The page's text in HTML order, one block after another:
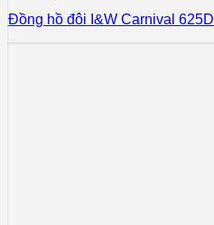
Đồng hồ đôi I&W Carnival 625D